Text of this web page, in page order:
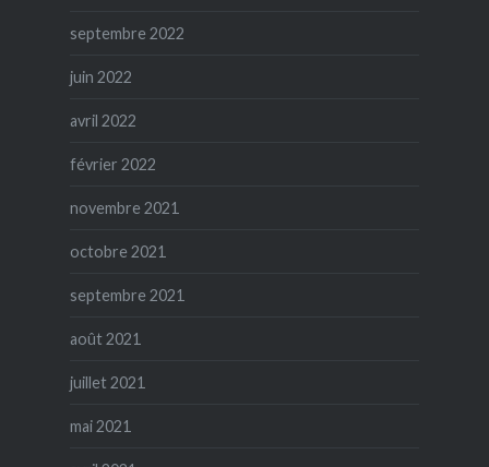
septembre 2022
juin 2022
avril 2022
février 2022
novembre 2021
octobre 2021
septembre 2021
août 2021
juillet 2021
mai 2021